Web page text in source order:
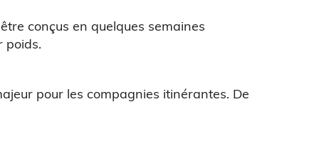
conçus en quelques semaines
poids.
pour les compagnies itinérantes. De